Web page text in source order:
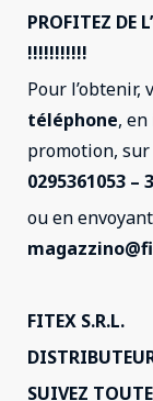
PROFITEZ DE
!!!!!!!!!!!
Pour l’obtenir,
téléphone,
promotion, sur
0295361053 –
ou en
FITEX S.R.L.
SUIVEZ